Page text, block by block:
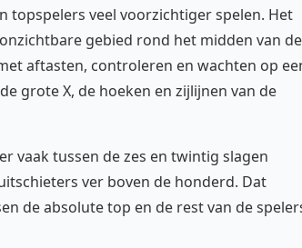
topspelers veel voorzichtiger spelen. Het
gebied rond het midden van de
aftasten, controleren en wachten op
grote X, de hoeken en zijlijnen van de
vaak tussen de zes en twintig slagen
ver boven de honderd. Dat
de absolute top en de rest van de